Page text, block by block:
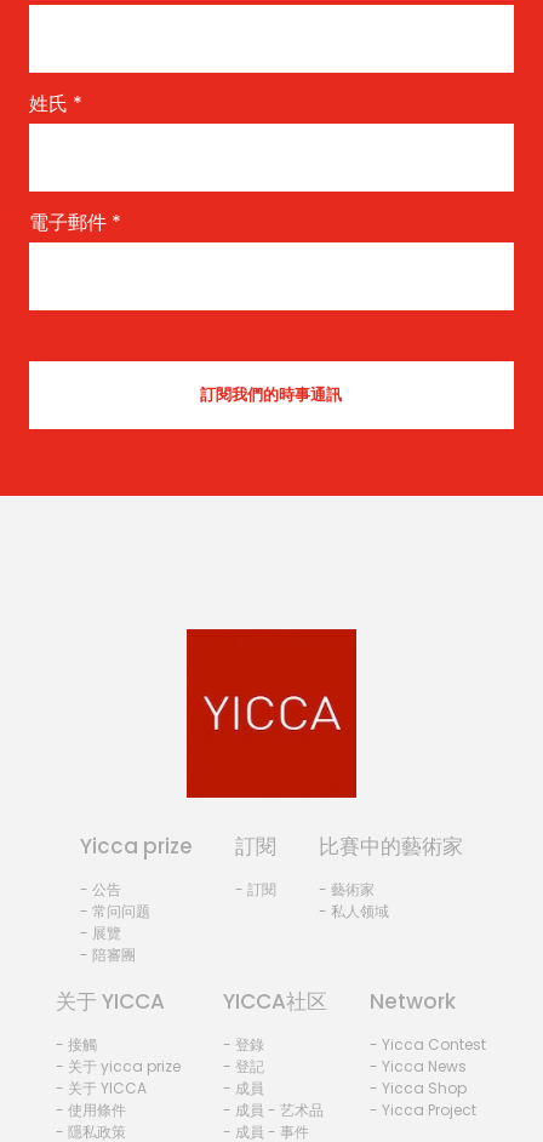
姓氏 *
電子郵件 *
Yicca prize
- 公告
- 常问问题
- 展覽
- 陪審團
訂閱
- 訂閱
比賽中的藝術家
- 藝術家
- 私人领域
关于 YICCA
- 接觸
- 关于 yicca prize
- 关于 YICCA
- 使用條件
- 隱私政策
YICCA社区
- 登錄
- 登記
- 成員
- 成員 - 艺术品
- 成員 - 事件
Network
- Yicca Contest
- Yicca News
- Yicca Shop
- Yicca Project